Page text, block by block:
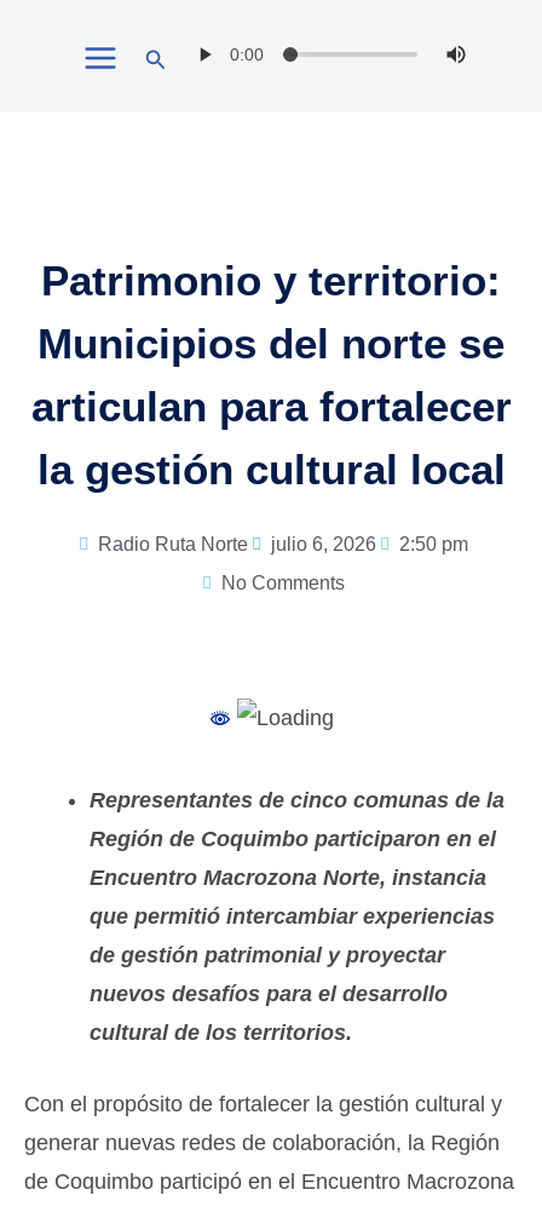
Buscar
Patrimonio y territorio:
Municipios del norte se
articulan para fortalecer
la gestión cultural local
Radio Ruta Norte julio 6, 2026
2:50 pm
No Comments
Representantes de cinco comunas de la
Región de Coquimbo participaron en el
Encuentro Macrozona Norte, instancia
que permitió intercambiar experiencias
de gestión patrimonial y proyectar
nuevos desafíos para el desarrollo
cultural de los territorios.
Con el propósito de fortalecer la gestión cultural y
generar nuevas redes de colaboración, la Región
de Coquimbo participó en el Encuentro Macrozona